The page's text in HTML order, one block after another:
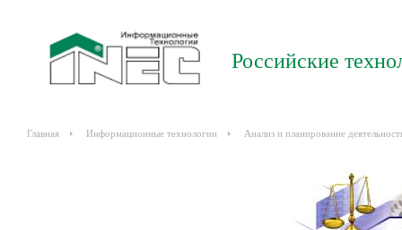
Российские
Главная Информационные технологии Анализ и планирование